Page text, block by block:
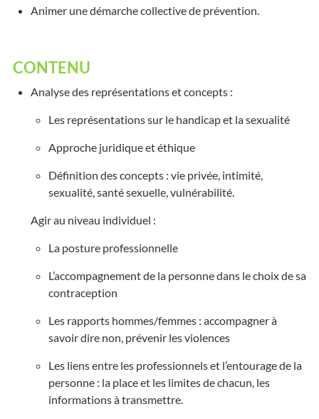
Animer une démarche collective de prévention.
CONTENU
Analyse des représentations et concepts :
Les représentations sur le handicap et la sexualité
Approche juridique et éthique
Définition des concepts : vie privée, intimité,
sexualité, santé sexuelle, vulnérabilité.
Agir au niveau individuel :
La posture professionnelle
L’accompagnement de la personne dans le choix de sa
contraception
Les rapports hommes/femmes : accompagner à
savoir dire non, prévenir les violences
Les liens entre les professionnels et l’entourage de la
personne : la place et les limites de chacun, les
informations à transmettre.